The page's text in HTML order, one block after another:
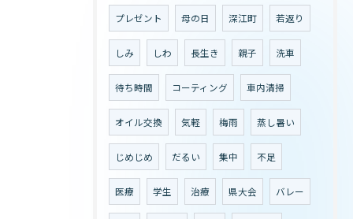
プレゼント 母の日 深江町 若返り
しみ しわ 長生き 親子 洗車
待ち時間 コーティング 車内清掃
オイル交換 気軽 梅雨 蒸し暑い
じめじめ だるい 集中 不足
医療 学生 治療 県大会 バレー